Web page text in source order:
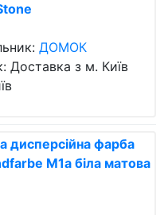
ДОМОК
Доставка з м. Київ
дисперсійна фарба
M1a біла матова